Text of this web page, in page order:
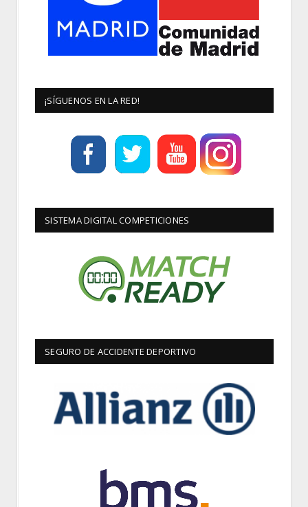
¡SÍGUENOS EN LA RED!
SISTEMA DIGITAL COMPETICIONES
SEGURO DE ACCIDENTE DEPORTIVO